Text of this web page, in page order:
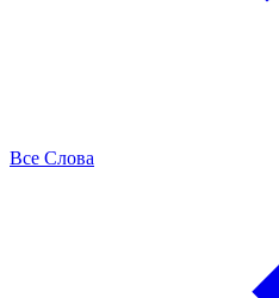
Все Слова